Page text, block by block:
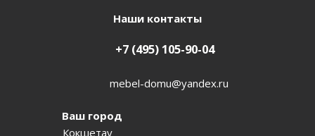
Наши контакты
+7 (495) 105-90-04
mebel-domu@yandex.ru
Ваш город
Кокшетау